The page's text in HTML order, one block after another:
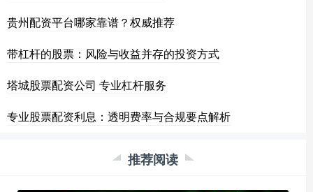
贵州配资平台哪家靠谱？权威推荐
带杠杆的股票：风险与收益并存的投资方式
塔城股票配资公司 专业杠杆服务
专业股票配资利息：透明费率与合规要点解析
推荐阅读